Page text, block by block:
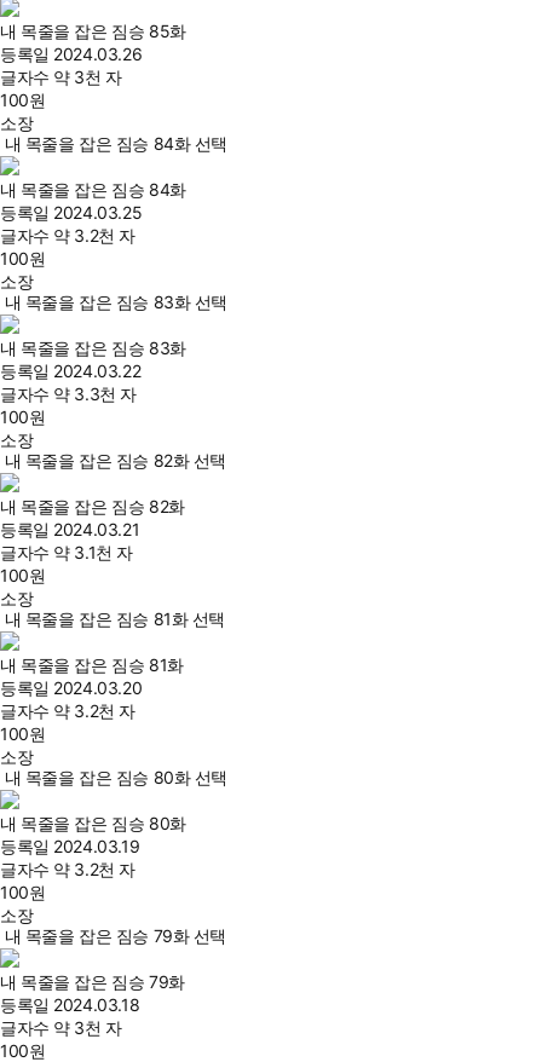
내 목줄을 잡은 짐승 85화
등록일 2024.03.26
글자수 약 3천 자
100원
소장
내 목줄을 잡은 짐승 84화 선택
내 목줄을 잡은 짐승 84화
등록일 2024.03.25
글자수 약 3.2천 자
100원
소장
내 목줄을 잡은 짐승 83화 선택
내 목줄을 잡은 짐승 83화
등록일 2024.03.22
글자수 약 3.3천 자
100원
소장
내 목줄을 잡은 짐승 82화 선택
내 목줄을 잡은 짐승 82화
등록일 2024.03.21
글자수 약 3.1천 자
100원
소장
내 목줄을 잡은 짐승 81화 선택
내 목줄을 잡은 짐승 81화
등록일 2024.03.20
글자수 약 3.2천 자
100원
소장
내 목줄을 잡은 짐승 80화 선택
내 목줄을 잡은 짐승 80화
등록일 2024.03.19
글자수 약 3.2천 자
100원
소장
내 목줄을 잡은 짐승 79화 선택
내 목줄을 잡은 짐승 79화
등록일 2024.03.18
글자수 약 3천 자
100원